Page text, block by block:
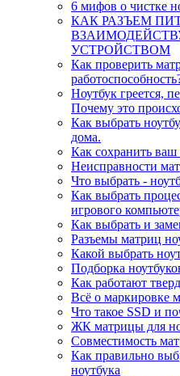
6 мифов о чистке
КАК РАЗЪЕМ
УСТРОЙСТВОМ
Как проверить
Ноутбук греется,
Почему это
Как выбрать
дома.
Как сохранить
Неисправности
Что выбрать -
Как выбрать
игрового
Как выбрать и
Разъемы матриц
Какой выбрать
Подборка
Как работают
Всё о маркировке
Что такое SSD и
ЖК матрицы для
Совместимость
Как правильно
ноутбука